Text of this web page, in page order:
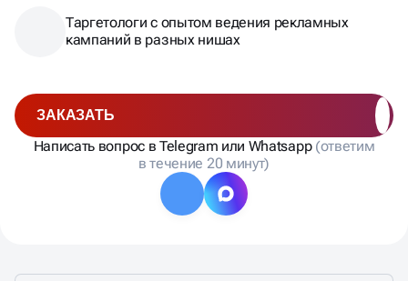
Таргетологи с опытом ведения рекламных
кампаний в разных нишах
ЗАКАЗАТЬ
Написать вопрос в Telegram или Whatsapp (ответим
в течение 20 минут)